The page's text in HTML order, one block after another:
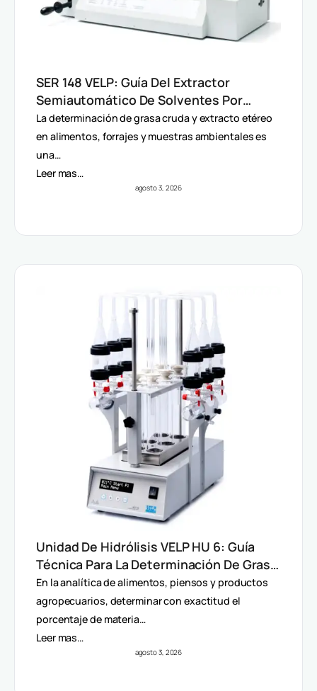
SER 148 VELP: Guía Del Extractor
Semiautomático De Solventes Por
Método Randall
La determinación de grasa cruda y extracto etéreo
en alimentos, forrajes y muestras ambientales es
una…
Leer mas…
agosto 3, 2026
Unidad De Hidrólisis VELP HU 6: Guía
Técnica Para La Determinación De Grasa
Total En Alimentos
En la analítica de alimentos, piensos y productos
agropecuarios, determinar con exactitud el
porcentaje de materia…
Leer mas…
agosto 3, 2026